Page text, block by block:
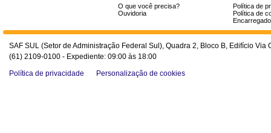
O que você precisa?
Ouvidoria
Política de
Política de
SAF SUL (Setor de Administração Federal Sul), Quadra 2, Bloco B, Edifício
(61) 2109-0100 - Expediente: 09:00 às 18:00
Política de privacidade
Personalização de cookies